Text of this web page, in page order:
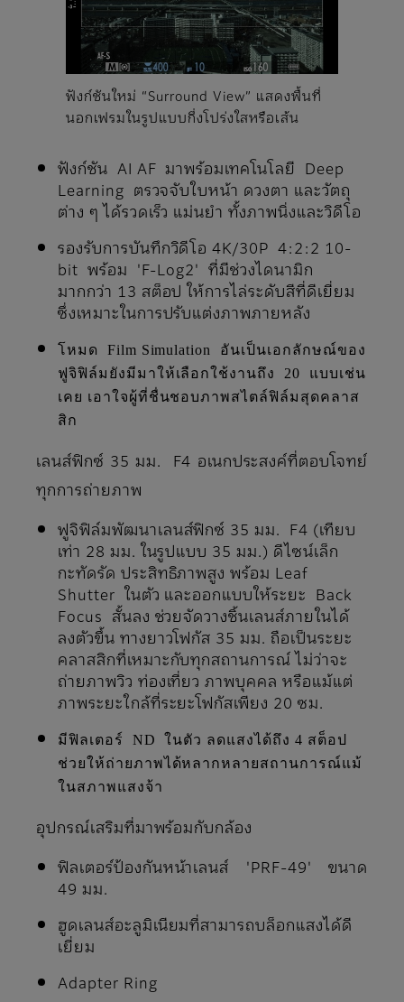
ฟังก์ชันใหม่ “Surround View” แสดงพื้นที่
นอกเฟรมในรูปแบบกึ่งโปร่งใสหรือเส้น
ฟังก์ชัน AI AF มาพร้อมเทคโนโลยี Deep
Learning ตรวจจับใบหน้า ดวงตา และวัตถุ
ต่าง ๆ ได้รวดเร็ว แม่นยํา ทั้งภาพนิ่งและวิดีโอ
รองรับการบันทึกวิดีโอ 4K/30P 4:2:2 10-
bit พร้อม 'F-Log2' ที่มีช่วงไดนามิก
มากกว่า 13 สต็อป ให้การไล่ระดับสีที่ดีเยี่ยม
ซึ่งเหมาะในการปรับแต่งภาพภายหลัง
โหมด Film Simulation อันเป็นเอกลักษณ์ของ
ฟูจิฟิล์มยังมีมาให้เลือกใช้งานถึง 20 แบบเช่น
เคย เอาใจผู้ที่ชื่นชอบภาพสไตล์ฟิล์มสุดคลาส
สิก
เลนส์ฟิกซ์ 35 มม. F4 อเนกประสงค์ที่ตอบโจทย์
ทุกการถ่ายภาพ
ฟูจิฟิล์มพัฒนาเลนส์ฟิกซ์ 35 มม. F4 (เทียบ
เท่า 28 มม. ในรูปแบบ 35 มม.) ดีไซน์เล็ก
กะทัดรัด ประสิทธิภาพสูง พร้อม Leaf
Shutter ในตัว และออกแบบให้ระยะ Back
Focus สั้นลง ช่วยจัดวางชิ้นเลนส์ภายในได้
ลงตัวขึ้น ทางยาวโฟกัส 35 มม. ถือเป็นระยะ
คลาสสิกที่เหมาะกับทุกสถานการณ์ ไม่ว่าจะ
ถ่ายภาพวิว ท่องเที่ยว ภาพบุคคล หรือแม้แต่
ภาพระยะใกล้ที่ระยะโฟกัสเพียง 20 ซม.
มีฟิลเตอร์ ND ในตัว ลดแสงได้ถึง 4 สต็อป
ช่วยให้ถ่ายภาพได้หลากหลายสถานการณ์แม้
ในสภาพแสงจ้า
อุปกรณ์เสริมที่มาพร้อมกับกล้อง
ฟิลเตอร์ป้องกันหน้าเลนส์ 'PRF-49' ขนาด
49 มม.
ฮูดเลนส์อะลูมิเนียมที่สามารถบล็อกแสงได้ดี
เยี่ยม
Adapter Ring